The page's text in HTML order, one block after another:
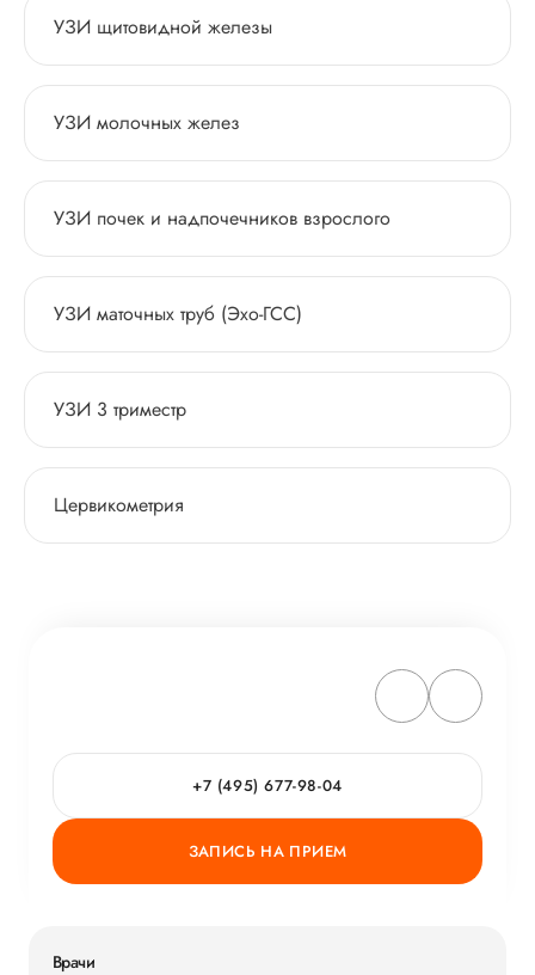
УЗИ щитовидной железы
УЗИ молочных желез
УЗИ почек и надпочечников взрослого
УЗИ маточных труб (Эхо-ГСС)
УЗИ 3 триместр
Цервикометрия
+7 (495) 677-98-04
ЗАПИСЬ НА ПРИЕМ
Врачи